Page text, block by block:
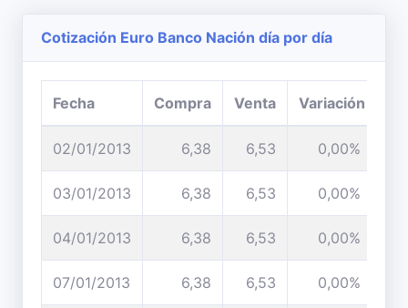
Cotización Euro Banco Nación día por día
Fecha Compra Venta Variación
02/01/2013 6,38 6,53 0,00%
03/01/2013 6,38 6,53 0,00%
04/01/2013 6,38 6,53 0,00%
07/01/2013 6,38 6,53 0,00%